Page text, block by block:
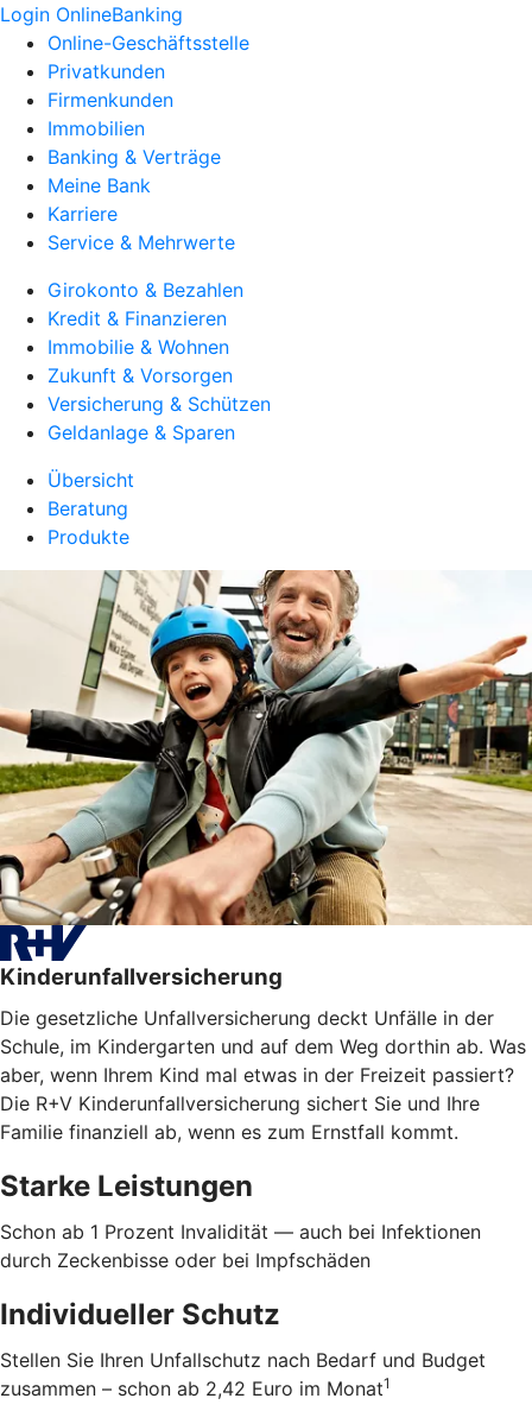
Login OnlineBanking
Online-Geschäftsstelle
Privatkunden
Firmenkunden
Immobilien
Banking & Verträge
Meine Bank
Karriere
Service & Mehrwerte
Girokonto & Bezahlen
Kredit & Finanzieren
Immobilie & Wohnen
Zukunft & Vorsorgen
Versicherung & Schützen
Geldanlage & Sparen
Übersicht
Beratung
Produkte
Kinderunfallversicherung
Die gesetzliche Unfallversicherung deckt Unfälle in der
Schule, im Kindergarten und auf dem Weg dorthin ab. Was
aber, wenn Ihrem Kind mal etwas in der Freizeit passiert?
Die R+V Kinderunfallversicherung sichert Sie und Ihre
Familie finanziell ab, wenn es zum Ernstfall kommt.
Starke Leistungen
Schon ab 1 Prozent Invalidität — auch bei Infektionen
durch Zeckenbisse oder bei Impfschäden
Individueller Schutz
Stellen Sie Ihren Unfallschutz nach Bedarf und Budget
zusammen – schon ab 2,42 Euro im Monat1